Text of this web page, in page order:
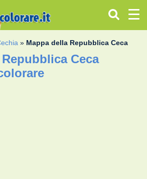
» Mappa della Repubblica Ceca
Ceca